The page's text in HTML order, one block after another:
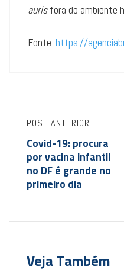
aurisfora do ambiente
Fonte: https://
POST ANTERIOR
Covid-19: procura
por vacina infantil
no DF é grande no
primeiro dia
Veja Também